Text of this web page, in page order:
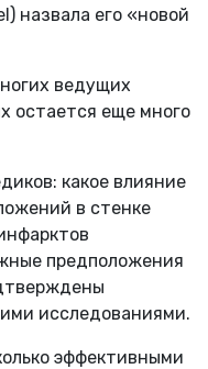
назвала его «новой
ведущих
остается еще много
какое влияние
в стенке
предположения
исследованиями.
эффективными